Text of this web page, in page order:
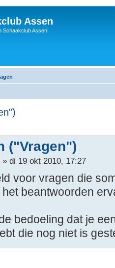
Assen
Schaakclub Assen!
("Vragen")
» di 19 okt 2010, 17:27
voor vragen die
beantwoorden
bedoeling dat je
die nog niet is